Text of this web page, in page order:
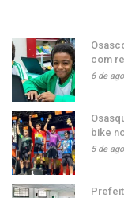
com
6 de
bike
5 de